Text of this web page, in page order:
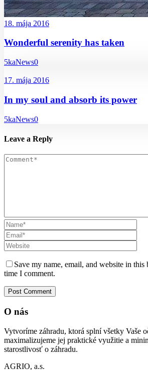
18. mája 2016
Wonderful serenity has taken
5kaNews0
17. mája 2016
In my soul and absorb its power
5kaNews0
Leave a Reply
Save my name, email, and website in
time I comment.
O nás
Vytvoríme záhradu, ktorá splní všetky Vaše
maximalizujeme jej praktické využitie a
starostlivosť o záhradu.
AGRIO, a.s.